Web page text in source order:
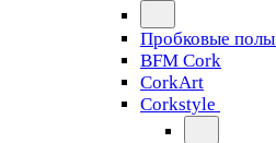
Пробковые
BFM Cork
CorkArt
Corkstyle